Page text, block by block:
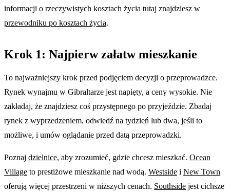
informacji o rzeczywistych kosztach życia tutaj znajdziesz w
przewodniku po kosztach życia.
Krok 1: Najpierw załatw mieszkanie
To najważniejszy krok przed podjęciem decyzji o przeprowadzce.
Rynek wynajmu w Gibraltarze jest napięty, a ceny wysokie. Nie
zakładaj, że znajdziesz coś przystępnego po przyjeździe. Zbadaj
rynek z wyprzedzeniem, odwiedź na tydzień lub dwa, jeśli to
możliwe, i umów oglądanie przed datą przeprowadzki.
Poznaj dzielnice, aby zrozumieć, gdzie chcesz mieszkać. Ocean
Village to prestiżowe mieszkanie nad wodą. Westside i New Town
oferują więcej przestrzeni w niższych cenach. Southside jest cichsze